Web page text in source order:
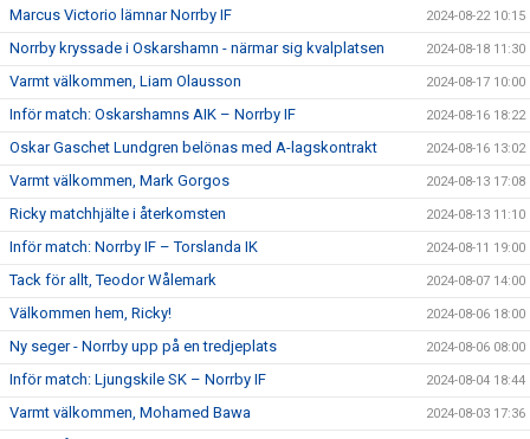
Marcus Victorio lämnar Norrby IF 2024-08-22 10:15
Norrby kryssade i Oskarshamn - närmar sig kvalplatsen 2024-08-18 11:30
Varmt välkommen, Liam Olausson 2024-08-17 10:00
Inför match: Oskarshamns AIK – Norrby IF 2024-08-16 18:22
Oskar Gaschet Lundgren belönas med A-lagskontrakt 2024-08-16 13:02
Varmt välkommen, Mark Gorgos 2024-08-13 17:08
Ricky matchhjälte i återkomsten 2024-08-13 11:10
Inför match: Norrby IF – Torslanda IK 2024-08-11 19:00
Tack för allt, Teodor Wålemark 2024-08-07 14:00
Välkommen hem, Ricky! 2024-08-06 18:00
Ny seger - Norrby upp på en tredjeplats 2024-08-06 08:00
Inför match: Ljungskile SK – Norrby IF 2024-08-04 18:44
Varmt välkommen, Mohamed Bawa 2024-08-03 17:36